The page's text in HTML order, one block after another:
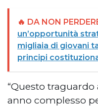
🔥 DA NON
un’opportunità
migliaia di giovani
principi
“Questo
anno complesso